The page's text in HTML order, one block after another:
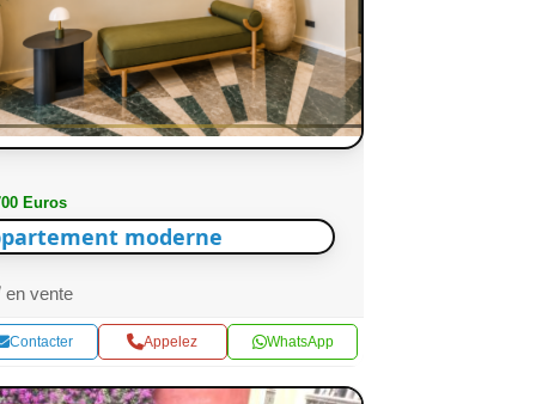
Euros
moderne
en vente
Contacter Appelez WhatsApp